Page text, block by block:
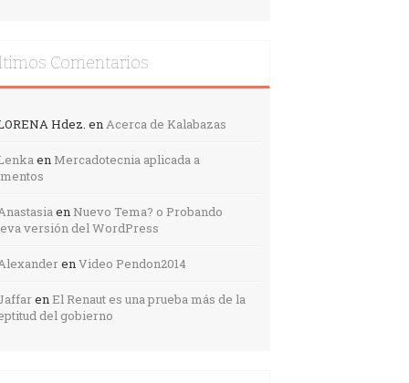
Comentarios
Hdez. enAcerca de Kalabazas
en Mercadotecnia aplicada a
en Nuevo Tema? o Probando
versión del WordPress
enVideo Pendon2014
enEl Renaut es una prueba más de la
del gobierno